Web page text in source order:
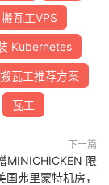
搬瓦工VPS
Kubernetes
搬瓦工推荐方案
瓦工
下一篇
MINICHICKEN 限
弗里蒙特机房，